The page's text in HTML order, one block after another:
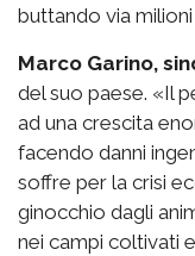
buttando via
Marco Garino,
del suo paese. «Il
ad una crescita
facendo danni
soffre per la crisi
ginocchio dagli
nei campi coltivati